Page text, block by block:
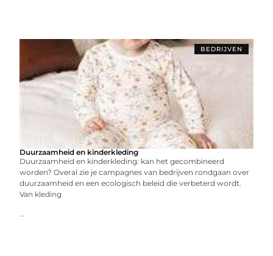
BEDRIJVEN
Duurzaamheid en kinderkleding
Duurzaamheid en kinderkleding: kan het gecombineerd
worden? Overal zie je campagnes van bedrijven rondgaan over
duurzaamheid en een ecologisch beleid die verbeterd wordt.
Van kleding
...